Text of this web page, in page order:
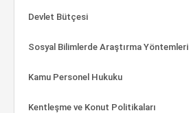
Devlet Bütçesi
Sosyal Bilimlerde Araştırma Yöntemleri
Kamu Personel Hukuku
Kentleşme ve Konut Politikaları